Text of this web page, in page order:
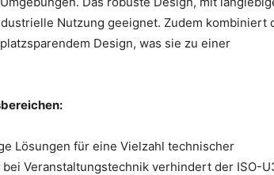
Nutzung geeignet. Zudem kombiniert
Design, was sie zu einer
Lösungen für eine Vielzahl technischer
Veranstaltungstechnik verhindert der ISO-